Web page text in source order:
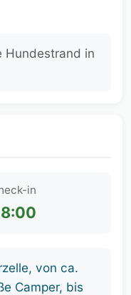
Hundestrand in
in
von ca.
Camper, bis